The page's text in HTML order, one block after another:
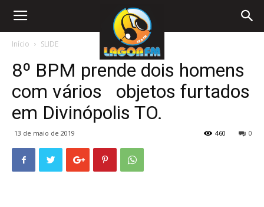
Início SLIDE
8º BPM prende dois homens
com vários objetos furtados
em Divinópolis TO.
13 de maio de 2019 0
460